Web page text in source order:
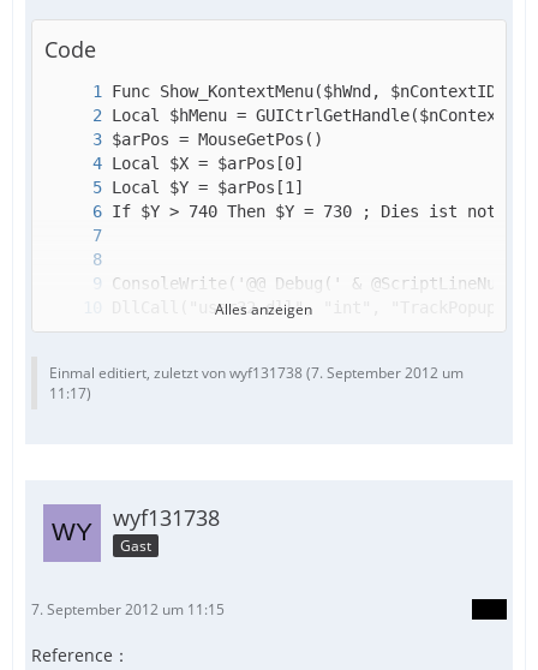
Code
EndFunc ;==>Show_KontextMenu
Alles anzeigen
Einmal editiert, zuletzt von wyf131738 (7. September 2012 um
11:17)
wyf131738
Gast
7. September 2012 um 11:15
Reference：